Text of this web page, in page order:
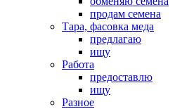
продам семена
Тара, фасовка меда
предлагаю
ищу
Работа
предоставлю
ищу
Разное